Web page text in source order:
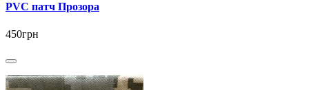
PVC патч Прозора
450грн